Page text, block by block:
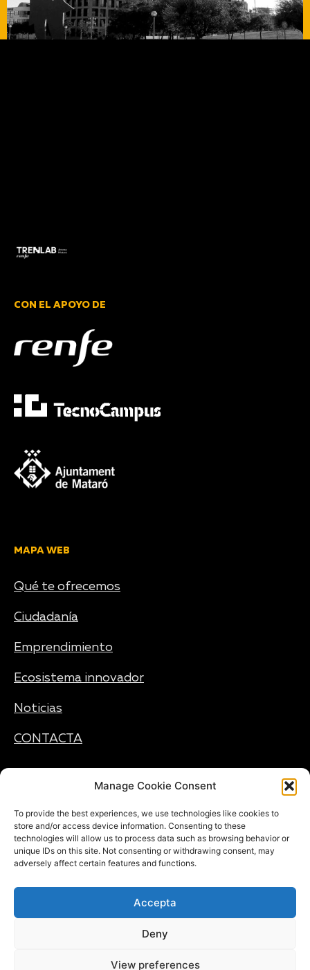
Manage Cookie Consent
To provide the best experiences, we use technologies like cookies to
store and/or access device information. Consenting to these
technologies will allow us to process data such as browsing behavior or
unique IDs on this site. Not consenting or withdrawing consent, may
adversely affect certain features and functions.
Accepta
Deny
View preferences
CON EL APOYO DE
MAPA WEB
Qué te ofrecemos
Ciudadanía
Emprendimiento
Ecosistema innovador
Noticias
CONTACTA
X
LinkedIn